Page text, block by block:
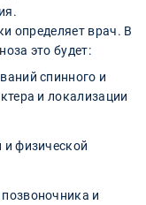
определяет врач. В
это будет:
спинного и
и локализации
и физической
и